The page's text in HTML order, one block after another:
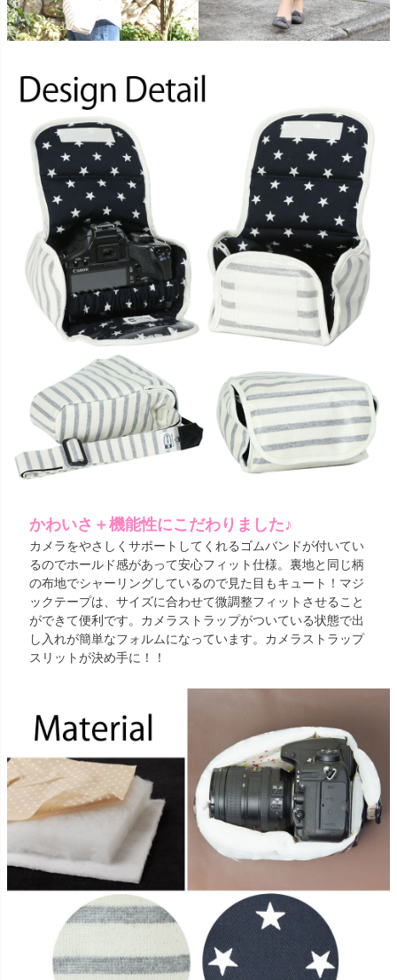
かわいさ＋機能性にこだわりました♪
カメラをやさしくサポートしてくれるゴムバンドが付いてい
るのでホールド感があって安心フィット仕様。裏地と同じ柄
の布地でシャーリングしているので見た目もキュート！マジ
ックテープは、サイズに合わせて微調整フィットさせること
ができて便利です。カメラストラップがついている状態で出
し入れが簡単なフォルムになっています。カメラストラップ
スリットが決め手に！！